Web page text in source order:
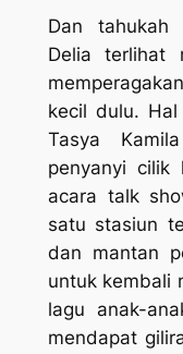
Dan tahukah
Delia terlihat
kecil dulu.
Tasya
penyanyi cilik
acara talk
satu stasiun
dan mantan
untuk kembali
lagu anak-
mendapat